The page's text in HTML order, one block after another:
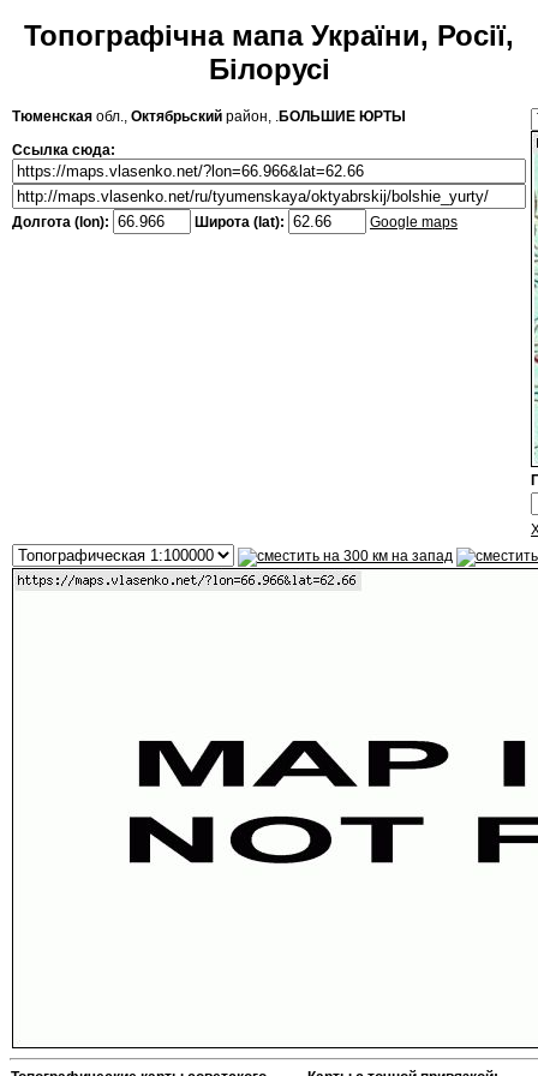
Топографічна мапа України, Росії,
Білорусі
Тюменская обл., Октябрьский район, .БОЛЬШИЕ ЮРТЫ
Ссылка сюда:
Долгота (lon): Широта (lat): Google maps